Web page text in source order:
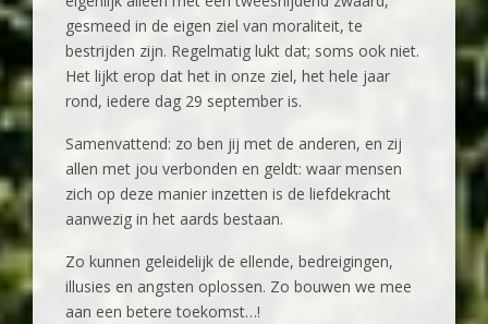
gesmeed in de eigen ziel van moraliteit, te
bestrijden zijn. Regelmatig lukt dat; soms ook niet.
Het lijkt erop dat het in onze ziel, het hele jaar
rond, iedere dag 29 september is.
Samenvattend: zo ben jij met de anderen, en zij
allen met jou verbonden en geldt: waar mensen
zich op deze manier inzetten is de liefdekracht
aanwezig in het aards bestaan.
Zo kunnen geleidelijk de ellende, bedreigingen,
illusies en angsten oplossen. Zo bouwen we mee
aan een betere toekomst…!